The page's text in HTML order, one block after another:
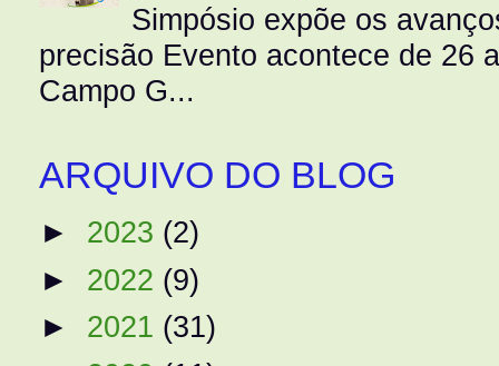
Simpósio expõe os
precisão Evento acontece de 26
Campo G...
ARQUIVO DO BLOG
► 2023 (2)
► 2022 (9)
► 2021 (31)